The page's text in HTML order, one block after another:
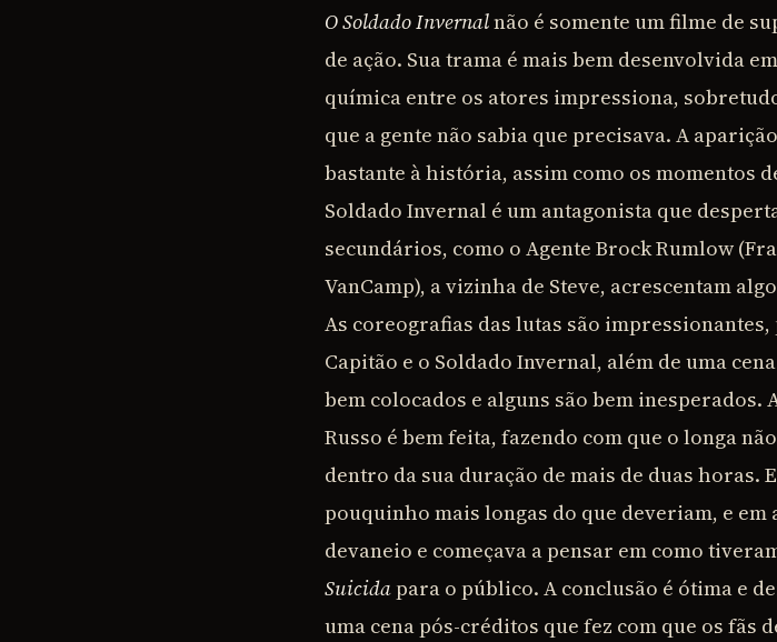
O Soldado Invernalnão é somente um filme de
de ação. Sua trama é mais bem desenvolvida
química entre os atores impressiona,
que a gente não sabia que precisava. A
bastante à história, assim como os momentos
Soldado Invernal é um antagonista que
secundários, como o Agente Brock Rumlow
VanCamp), a vizinha de Steve, acrescentam
As coreografias das lutas são
Capitão e o Soldado Invernal, além de uma
bem colocados e alguns são bem inesperados.
Russo é bem feita, fazendo com que o longa
dentro da sua duração de mais de duas horas.
pouquinho mais longas do que deveriam, e
devaneio e começava a pensar em como
Suicida para o público. A conclusão é ótima e
uma cena pós-créditos que fez com que os fãs